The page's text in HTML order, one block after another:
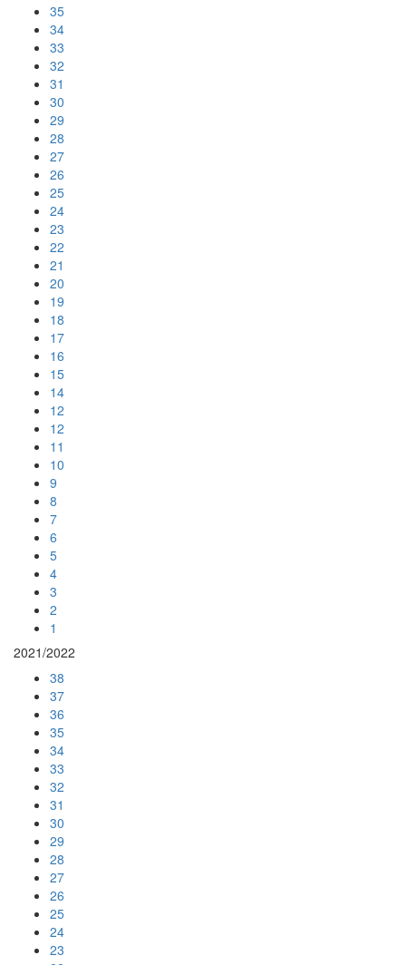
35
34
33
32
31
30
29
28
27
26
25
24
23
22
21
20
19
18
17
16
15
14
12
12
11
10
9
8
7
6
5
4
3
2
1
2021/2022
38
37
36
35
34
33
32
31
30
29
28
27
26
25
24
23